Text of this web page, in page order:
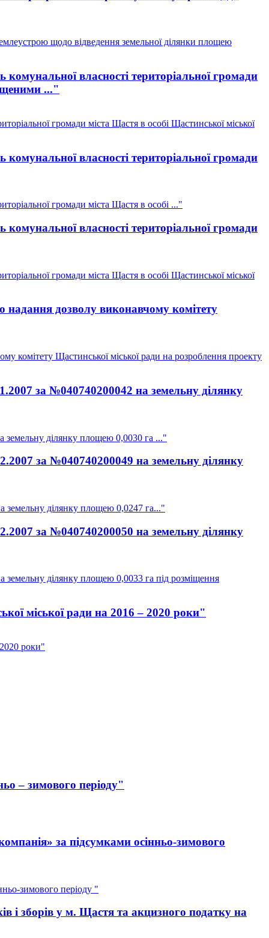
щодо відведення земельної ділянки площею
власності територіальної громади
..."
громади міста Щастя в особі Щастинської міської
власності територіальної громади
громади міста Щастя в особі ..."
власності територіальної громади
громади міста Щастя в особі Щастинської міської
дозволу виконавчому комітету
комітету Щастинської міської ради на розроблення проекту
за №040740200042 на земельну ділянку
земельну ділянку площею 0,0030 га ..."
за №040740200049 на земельну ділянку
земельну ділянку площею 0,0247 га..."
за №040740200050 на земельну ділянку
ділянку площею 0,0033 га під розміщення
міської ради на 2016 – 2020 роки"
роки"
– зимового періоду"
за підсумками осінньо-зимового
зимового періоду "
і зборів у м. Щастя та акцизного податку на